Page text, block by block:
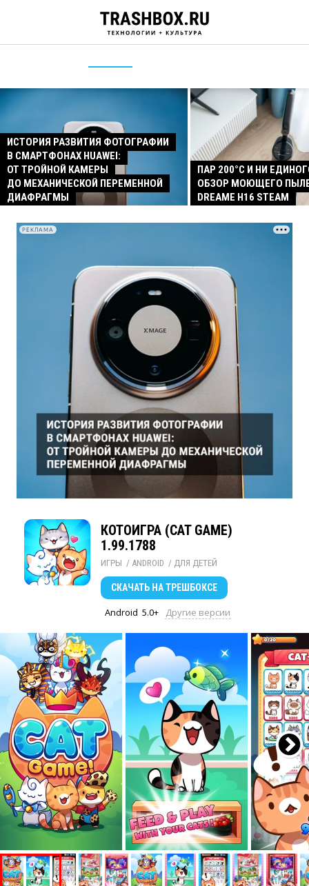
ИСТОРИЯ РАЗВИТИЯ ФОТОГРАФИИ
В СМАРТФОНАХ HUAWEI:
ОТ ТРОЙНОЙ КАМЕРЫ
ДО МЕХАНИЧЕСКОЙ ПЕРЕМЕННОЙ
ДИАФРАГМЫ
ПАР 200°C И НИ
ОБЗОР МОЮЩЕГО
DREAME H16 STEAM
РЕКЛАМА
КОТОИГРА (CAT GAME)
1.99.1788
ИГРЫ / ANDROID / ДЛЯ ДЕТЕЙ
СКАЧАТЬ НА ТРЕШБОКСЕ
Android 5.0+ Другие версии